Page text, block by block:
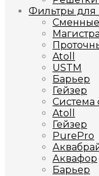
Фильтры для
Atoll
USTM
Барьер
Гейзер
Система
Atoll
Гейзер
PurePro
Аквафор
Барьер